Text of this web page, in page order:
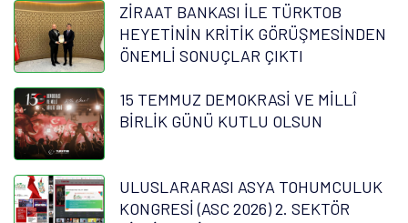
ZİRAAT BANKASI İLE TÜRKTOB
HEYETİNİN KRİTİK GÖRÜŞMESİNDEN
ÖNEMLİ SONUÇLAR ÇIKTI
15 TEMMUZ DEMOKRASİ VE MİLLÎ
BİRLİK GÜNÜ KUTLU OLSUN
ULUSLARARASI ASYA TOHUMCULUK
KONGRESİ (ASC 2026) 2. SEKTÖR